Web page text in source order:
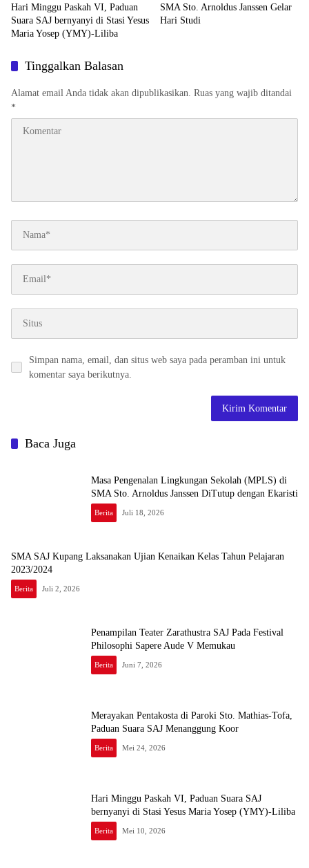
Hari Minggu Paskah VI, Paduan
Suara SAJ bernyanyi di Stasi Yesus
Maria Yosep (YMY)-Liliba
SMA Sto. Arnoldus Janssen Gelar
Hari Studi
Tinggalkan Balasan
Alamat email Anda tidak akan dipublikasikan. Ruas yang wajib ditandai
*
Simpan nama, email, dan situs web saya pada peramban ini untuk
komentar saya berikutnya.
Baca Juga
Masa Pengenalan Lingkungan Sekolah (MPLS) di
SMA Sto. Arnoldus Janssen DiTutup dengan Ekaristi
Berita Juli 18, 2026
SMA SAJ Kupang Laksanakan Ujian Kenaikan Kelas Tahun Pelajaran
2023/2024
Berita Juli 2, 2026
Penampilan Teater Zarathustra SAJ Pada Festival
Philosophi Sapere Aude V Memukau
Berita Juni 7, 2026
Merayakan Pentakosta di Paroki Sto. Mathias-Tofa,
Paduan Suara SAJ Menanggung Koor
Berita Mei 24, 2026
Hari Minggu Paskah VI, Paduan Suara SAJ
bernyanyi di Stasi Yesus Maria Yosep (YMY)-Liliba
Berita Mei 10, 2026